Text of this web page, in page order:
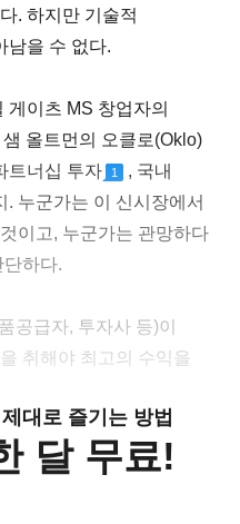
. 하지만 기술적
남을 수 없다.
게이츠 MS 창업자의
올트먼의 오클로(Oklo)
트너십 투자
1
, 국내
누군가는 이 신시장에서
이고, 누군가는 관망하다
하다.
공급자, 투자사 등)이
취해야 최고의 수익을
대로 즐기는 방법
달 무료!